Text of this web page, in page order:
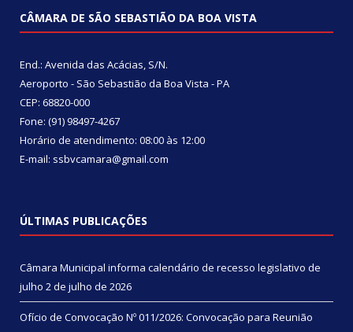
CÂMARA DE SÃO SEBASTIÃO DA BOA VISTA
End.: Avenida das Acácias, S/N.
Aeroporto - São Sebastião da Boa Vista - PA
CEP: 68820-000
Fone: (91) 98497-4267
Horário de atendimento: 08:00 às 12:00
E-mail: ssbvcamara@gmail.com
ÚLTIMAS PUBLICAÇÕES
Câmara Municipal informa calendário de recesso legislativo de
julho 2 de julho de 2026
Ofício de Convocação Nº 011/2026: Convocação para Reunião